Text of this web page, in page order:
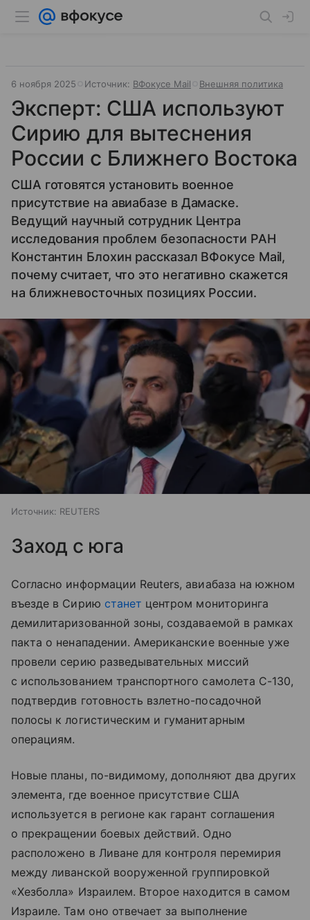
6 ноября 2025 Источник: ВФокусе Mail Внешняя политика
Эксперт: США используют
Сирию для вытеснения
России с Ближнего Востока
США готовятся установить военное
присутствие на авиабазе в Дамаске.
Ведущий научный сотрудник Центра
исследования проблем безопасности РАН
Константин Блохин рассказал ВФокусе Mail,
почему считает, что это негативно скажется
на ближневосточных позициях России.
Источник: REUTERS
Заход с юга
Согласно информации Reuters, авиабаза на южном
въезде в Сирию станет центром мониторинга
демилитаризованной зоны, создаваемой в рамках
пакта о ненападении. Американские военные уже
провели серию разведывательных миссий
с использованием транспортного самолета C-130,
подтвердив готовность взлетно-посадочной
полосы к логистическим и гуманитарным
операциям.
Новые планы, по-видимому, дополняют два других
элемента, где военное присутствие США
используется в регионе как гарант соглашения
о прекращении боевых действий. Одно
расположено в Ливане для контроля перемирия
между ливанской вооруженной группировкой
«Хезболла» Израилем. Второе находится в самом
Израиле. Там оно отвечает за выполнение